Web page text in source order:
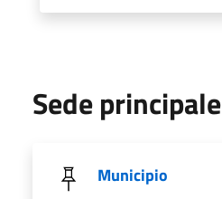
Sede principale
Municipio